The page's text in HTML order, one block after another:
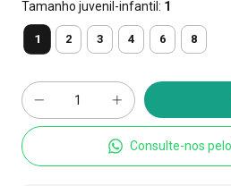
Tamanho juvenil-infantil: 1
1 2 3 4 6 8
Consulte-nos